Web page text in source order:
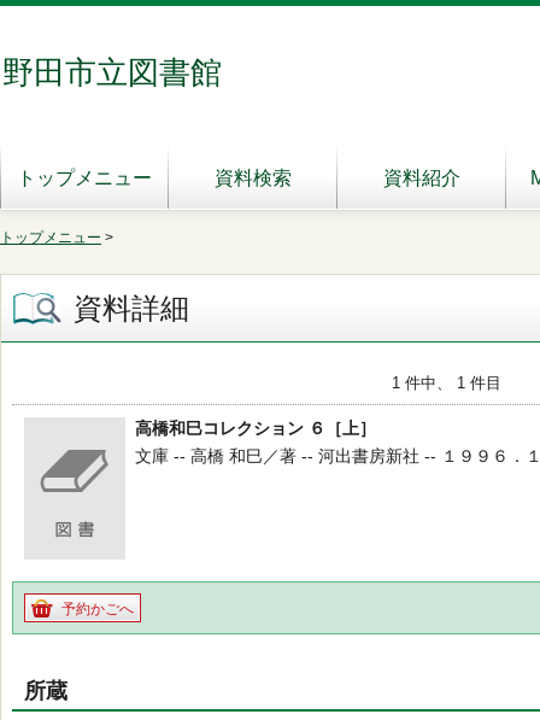
野田市立図書館
トップメニュー 資料検索 資料紹介
トップメニュー >
資料詳細
1 件中、 1 件目
高橋和巳コレクション ６［上］
文庫 -- 高橋 和巳／著 -- 河出書房新社 -- １９９６．
予約かごへ
所蔵